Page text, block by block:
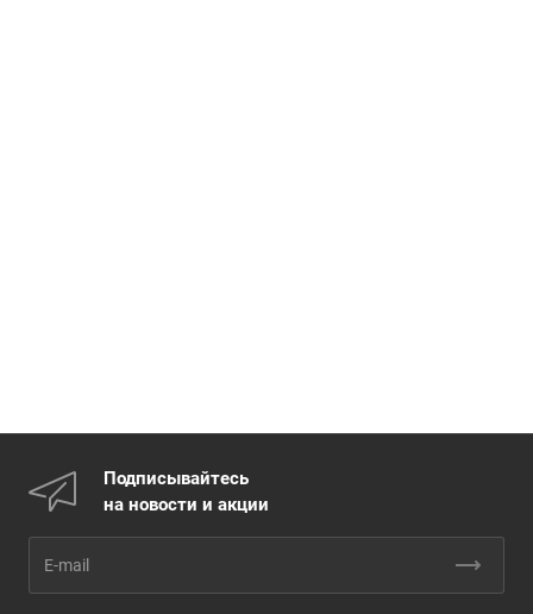
Подписывайтесь
на новости и акции